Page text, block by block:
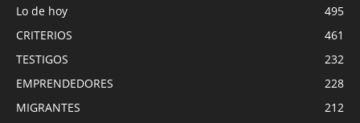
Lo de hoy
495
CRITERIOS
461
TESTIGOS
232
EMPRENDEDORES
228
MIGRANTES
212